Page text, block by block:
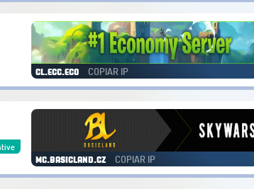
cl.ecc.eco COPIAR IP
mc.basicland.cz COPIAR IP